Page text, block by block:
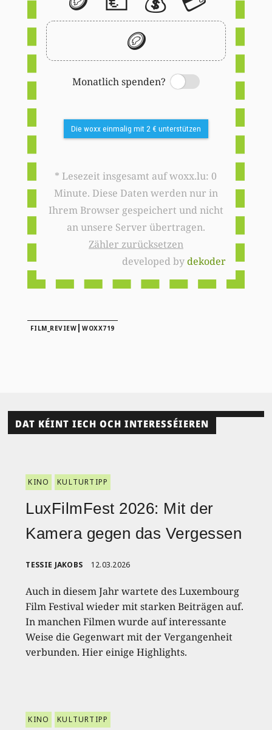
🪙
Monatlich spenden?
Switch
Die woxx einmalig mit 2 € unterstützen
* Lesezeit insgesamt auf woxx.lu: 0
Minute. Diese Daten werden nur in
Ihrem Browser gespeichert und nicht
an unsere Server übertragen.
Zähler zurücksetzen
developed bydekoder
FILM_REVIEW |WOXX719
DAT KÉINT IECH OCH INTERESSÉIEREN
KINO KULTURTIPP
LuxFilmFest 2026: Mit der
Kamera gegen das Vergessen
TESSIE JAKOBS 12.03.2026
Auch in diesem Jahr wartete des Luxembourg
Film Festival wieder mit starken Beiträgen auf.
In manchen Filmen wurde auf interessante
Weise die Gegenwart mit der Vergangenheit
verbunden. Hier einige Highlights.
KINO KULTURTIPP